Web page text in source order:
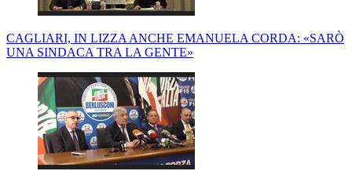
CAGLIARI, IN LIZZA ANCHE EMANUELA CORDA: «SARÒ
UNA SINDACA TRA LA GENTE»